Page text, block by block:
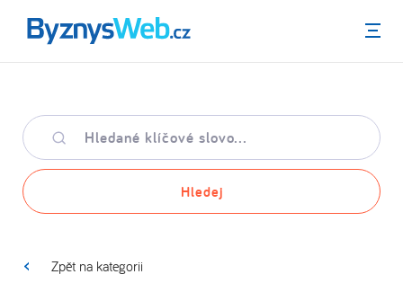
Menu
Hledané
klíčové
slovo
Hledej
Zpět na kategorii